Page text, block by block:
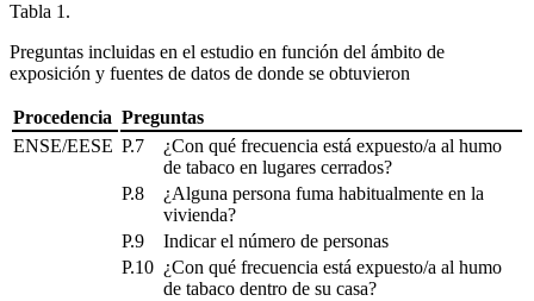
Tabla 1.
Preguntas incluidas en el estudio en función del ámbito de
exposición y fuentes de datos de donde se obtuvieron
Procedencia Preguntas
ENSE/EESE P.7
¿Con qué frecuencia está expuesto/a al humo
de tabaco en lugares cerrados?
P.8
¿Alguna persona fuma habitualmente en la
vivienda?
P.9
Indicar el número de personas
P.10 ¿Con qué frecuencia está expuesto/a al humo
de tabaco dentro de su casa?